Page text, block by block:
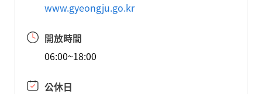
www.gyeongju.go.kr
開放時間
06:00~18:00
公休日